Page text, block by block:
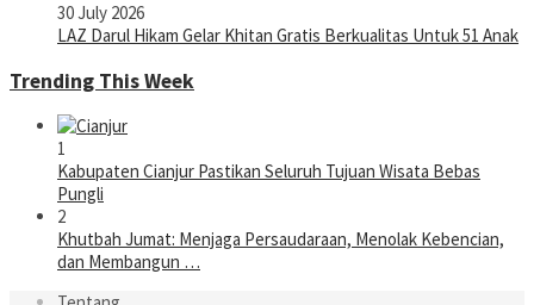
30 July 2026
LAZ Darul Hikam Gelar Khitan Gratis Berkualitas Untuk 51 Anak
Trending This Week
1
Kabupaten Cianjur Pastikan Seluruh Tujuan Wisata Bebas
Pungli
2
Khutbah Jumat: Menjaga Persaudaraan, Menolak Kebencian,
dan Membangun …